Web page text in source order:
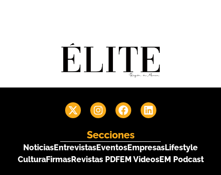
Secciones
NoticiasEntrevistasEventosEmpresasLifestyle
CulturaFirmasRevistas PDFEM VideosEM Podcast